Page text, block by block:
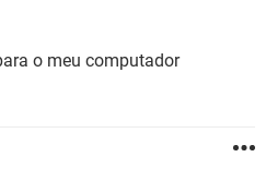
FACEBOOK
o meu computador